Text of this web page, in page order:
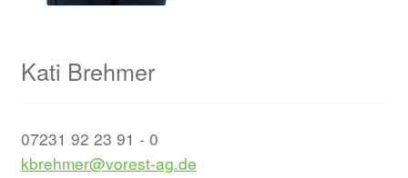
Kati Brehmer
07231 92 23 91 - 0
kbrehmer@vorest-ag.de